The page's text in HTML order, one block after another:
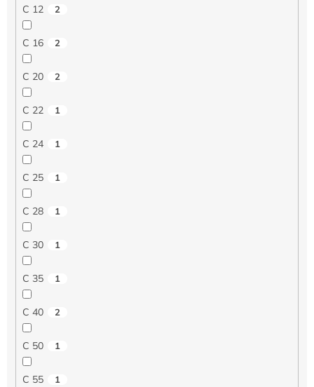
C 12 2
C 16 2
C 20 2
C 22 1
C 24 1
C 25 1
C 28 1
C 30 1
C 35 1
C 40 2
C 50 1
C 55 1